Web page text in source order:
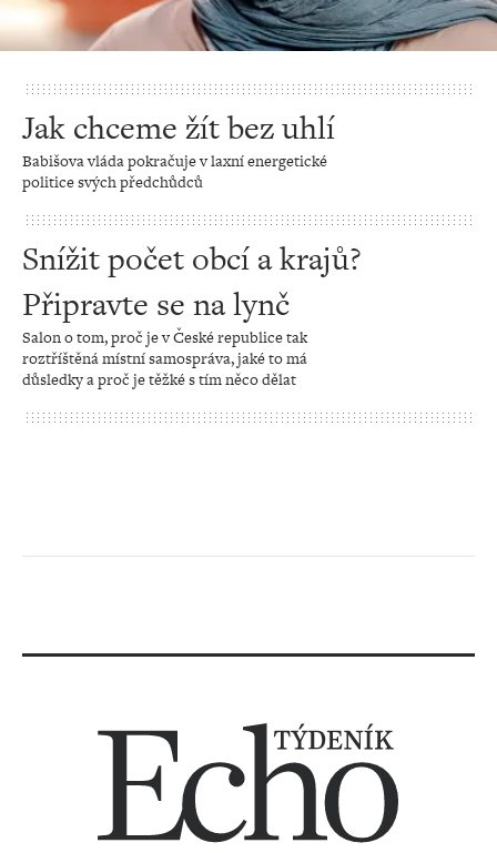
Jak chceme žít bez uhlí
Babišova vláda pokračuje v laxní energetické
politice svých předchůdců
Snížit počet obcí a krajů?
Připravte se na lynč
Salon o tom, proč je v České republice tak
roztříštěná místní samospráva, jaké to má
důsledky a proč je těžké s tím něco dělat